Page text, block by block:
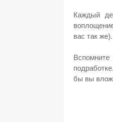
Каждый
вас так же).
подработке.
бы вы